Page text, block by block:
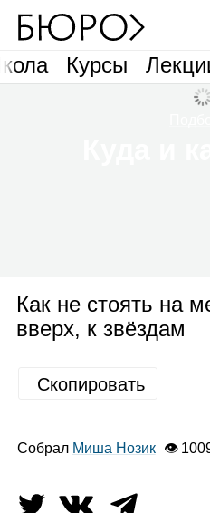
Курсы
Как не стоять на
вверх, к звёздам
Скопировать
Собрал Миша Нозик 👁